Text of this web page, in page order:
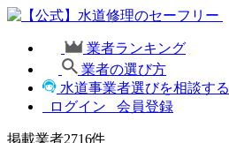
業者ランキング
業者の選び方
水道事業者選びを相談する
ログイン
会員登録
掲載業者2716件